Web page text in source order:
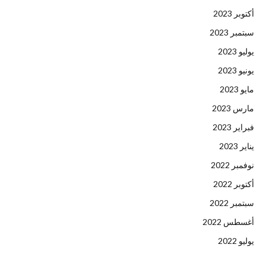
أكتوبر 2023
سبتمبر 2023
يوليو 2023
يونيو 2023
مايو 2023
مارس 2023
فبراير 2023
يناير 2023
نوفمبر 2022
أكتوبر 2022
سبتمبر 2022
أغسطس 2022
يوليو 2022